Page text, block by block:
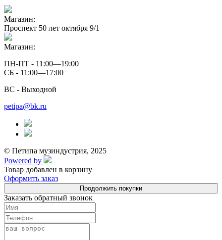
Магазин:
Проспект 50 лет октября 9/1
Магазин:
ПН-ПТ - 11:00—19:00
СБ - 11:00—17:00
ВС - Выходной
petipa@bk.ru
© Петипа музиндустрия, 2025
Powered by
Товар добавлен в корзину
Оформить заказ
Продолжить покупки
Заказать обратный звонок